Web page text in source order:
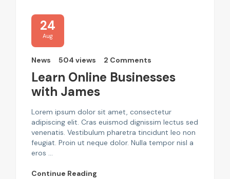
24
Aug
News 504 views 2 Comments
Learn Online Businesses
with James
Lorem ipsum dolor sit amet, consectetur
adipiscing elit. Cras euismod dignissim lectus sed
venenatis. Vestibulum pharetra tincidunt leo non
feugiat. Proin ut neque dolor. Nulla tempor nisl a
eros ...
Continue Reading